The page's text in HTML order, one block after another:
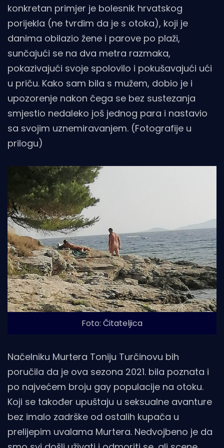
konkretan primjer je bolesnik hrvatskog
porijekla (ne tvrdim da je s otoka), koji je
danima obilazio žene i parove po plaži,
sunčajući se na dva metra razmaka,
pokazivajući svoje spolovilo i pokušavajući ući
u priču. Kako sam bila s mužem, dobio je i
upozorenje nakon čega se bez sustezanja
smjestio nedaleko još jednog para i nastavio
sa svojim uznemiravanjem. (Fotografije u
prilogu)
Foto: Čitateljica
Načelniku Murtera Toniju Turčinovu bih
poručila da je ova sezona 2021. bila poznata i
po najvećem broju gay populacije na otoku.
Koji se također upuštaju u seksualne avanture
bez imalo zadrške od ostalih kupača u
prelijepim uvalama Murtera. Nedvojbeno je da